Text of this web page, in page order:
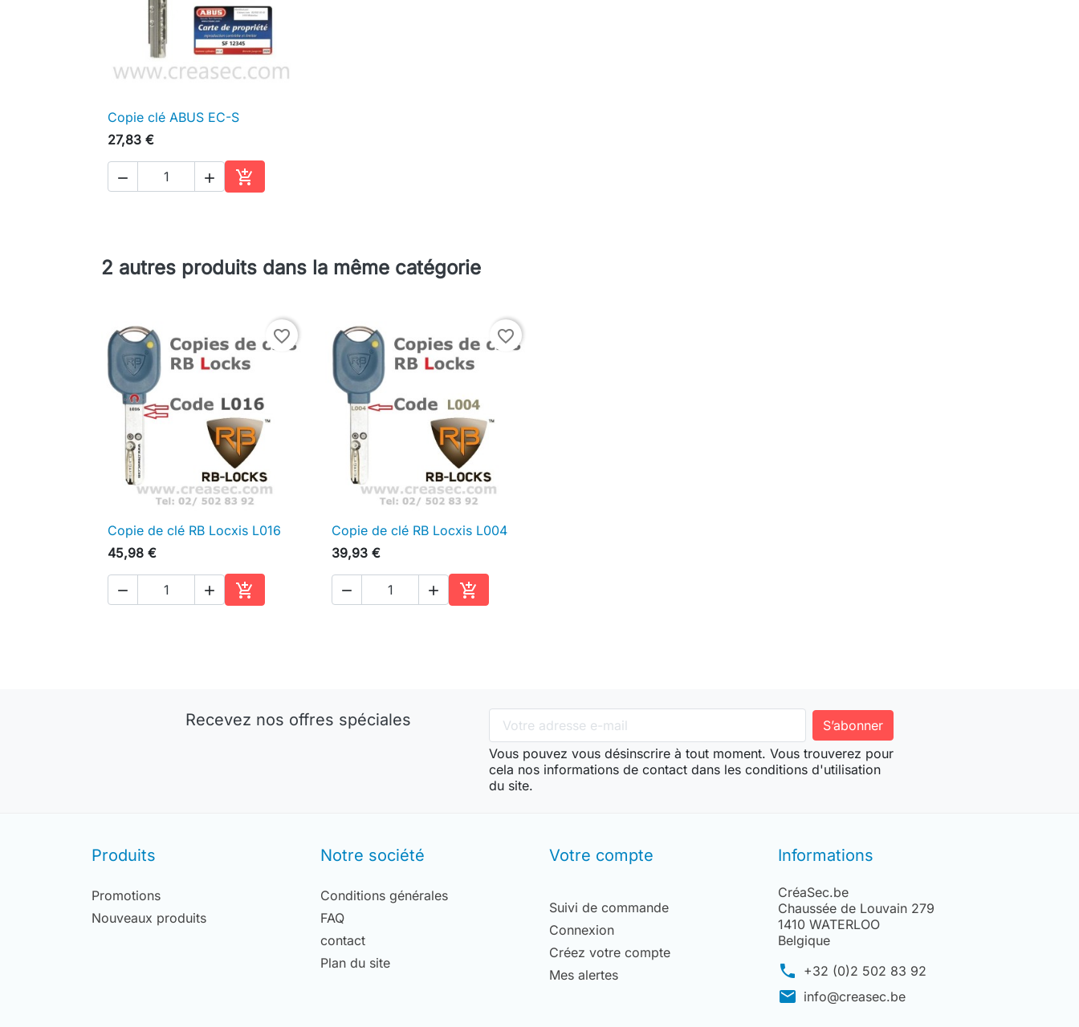
 Aperçu rapide
Copie clé ABUS EC-S
27,83 €
  
Ajouter au panier
2 autres produits dans la même catégorie
favorite_border
 Aperçu rapide
Copie de clé RB Locxis L016
45,98 €
  
Ajouter au panier
favorite_border
 Aperçu rapide
Copie de clé RB Locxis L004
39,93 €
  
Ajouter au panier
Recevez nos offres spéciales
Vous pouvez vous désinscrire à tout moment. Vous trouverez pour
cela nos informations de contact dans les conditions d'utilisation
du site.
Produits
Promotions
Nouveaux produits
Notre société
Conditions générales
FAQ
contact
Plan du site
Votre compte
Suivi de commande
Connexion
Créez votre compte
Mes alertes
Informations
CréaSec.be
Chaussée de Louvain 279
1410 WATERLOO
Belgique
phone +32 (0)2 502 83 92
mail info@creasec.be